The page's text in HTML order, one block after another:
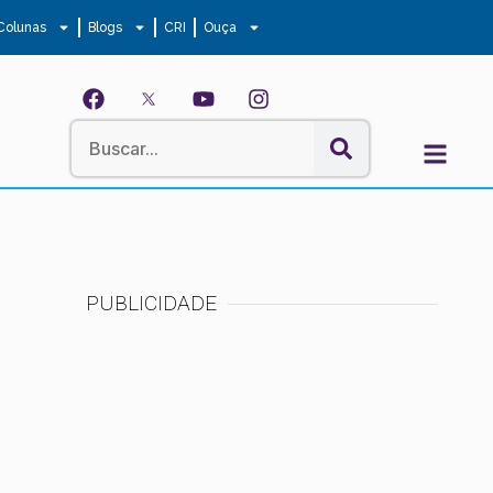
Blogs CRI Ouça
PUBLICIDADE